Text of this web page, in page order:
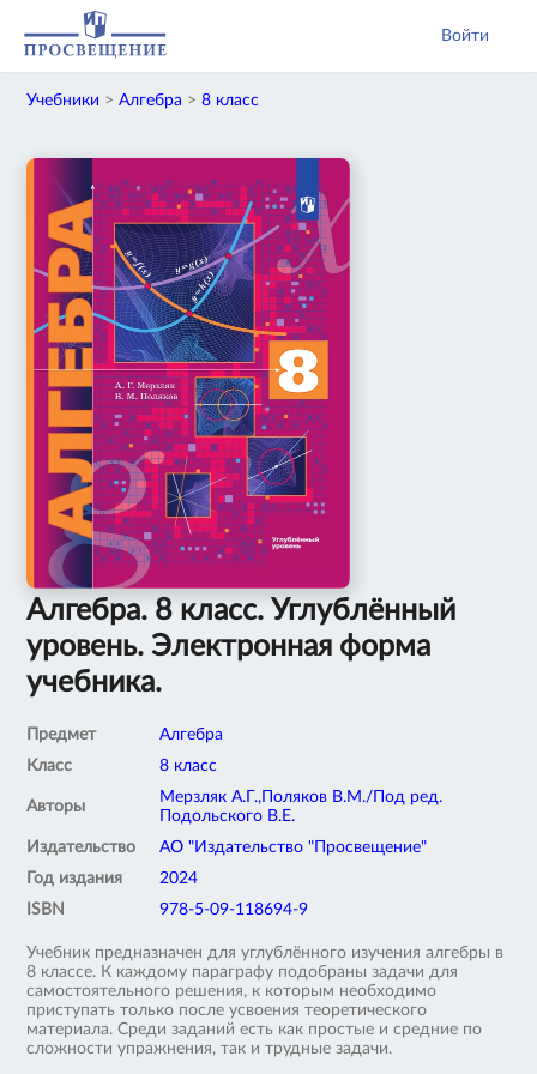
Войти
Учебники >Алгебра >8 класс
Алгебра. 8 класс. Углублённый
уровень. Электронная форма
учебника.
Предмет
Алгебра
Класс
8 класс
Авторы
Мерзляк А.Г.,Поляков В.М./Под ред.
Подольского В.Е.
Издательство
АО "Издательство "Просвещение"
Год издания
2024
ISBN
978-5-09-118694-9
Учебник предназначен для углублённого изучения алгебры в
8 классе. К каждому параграфу подобраны задачи для
самостоятельного решения, к которым необходимо
приступать только после усвоения теоретического
материала. Среди заданий есть как простые и средние по
сложности упражнения, так и трудные задачи.